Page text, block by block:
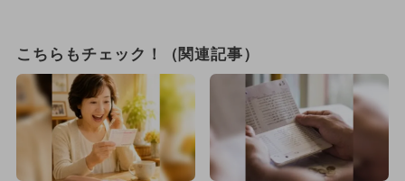
こちらもチェック！（関連記事）